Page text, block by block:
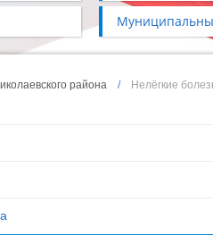
района / Нелёгкие